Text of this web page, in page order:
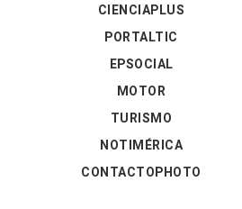
CIENCIAPLUS
PORTALTIC
EPSOCIAL
MOTOR
TURISMO
NOTIMÉRICA
CONTACTOPHOTO